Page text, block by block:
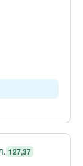
127,37